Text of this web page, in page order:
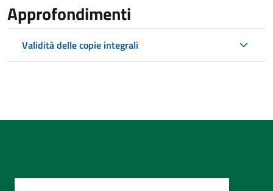
Approfondimenti
Validità delle copie integrali